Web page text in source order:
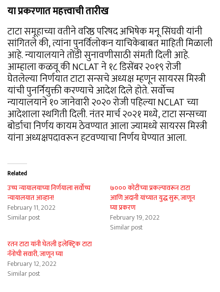
या प्रकरणात महत्त्वाची तारीख
टाटा समूहाच्या वतीने वरिष्ठ परिषद अभिषेक मनू सिंघवी यांनी
सांगितले की, त्यांना पुनर्विलोकन याचिकेबाबत माहिती मिळाली
आहे. न्यायालयाने तोंडी सुनावणीसाठी संमती दिली आहे.
आम्हाला कळवू की NCLAT ने १८ डिसेंबर २०१९ रोजी
घेतलेल्या निर्णयात टाटा सन्सचे अध्यक्ष म्हणून सायरस मिस्त्री
यांची पुनर्नियुक्ती करण्याचे आदेश दिले होते. सर्वोच्च
न्यायालयाने १० जानेवारी २०२० रोजी पहिल्या NCLAT च्या
आदेशाला स्थगिती दिली. नंतर मार्च २०२१ मध्ये, टाटा सन्सच्या
बोर्डाचा निर्णय कायम ठेवण्यात आला ज्यामध्ये सायरस मिस्त्री
यांना अध्यक्षपदावरून हटवण्याचा निर्णय घेण्यात आला.
Related
उच्च न्यायालयाच्या निर्णयाला सर्वोच्च
न्यायालयात आव्हान!
February 11, 2022
Similar post
७००० कोटींच्या प्रकल्पावरून टाटा
आणि अदानी यांच्यात युद्ध सुरू, जाणून
घ्या प्रकरण
February 19, 2022
Similar post
रतन टाटा यांनी घेतली इलेक्ट्रिक टाटा
नॅनोची सवारी, जाणून घ्या
February 12, 2022
Similar post